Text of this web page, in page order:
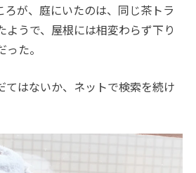
ろが、庭にいたのは、同じ茶トラ
ようで、屋根には相変わらず下り
た。
はないか、ネットで検索を続け